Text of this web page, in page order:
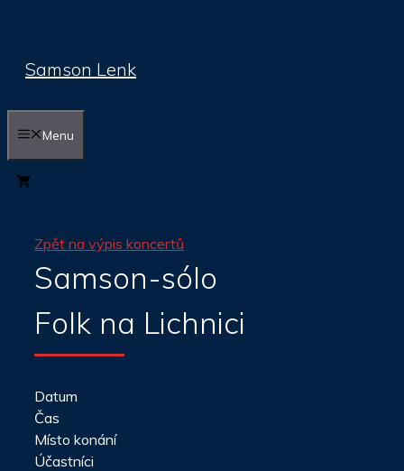
Samson Lenk
Menu
Zpět na výpis koncertů
Samson-sólo
Folk na Lichnici
Datum
Čas
Místo konání
Účastníci